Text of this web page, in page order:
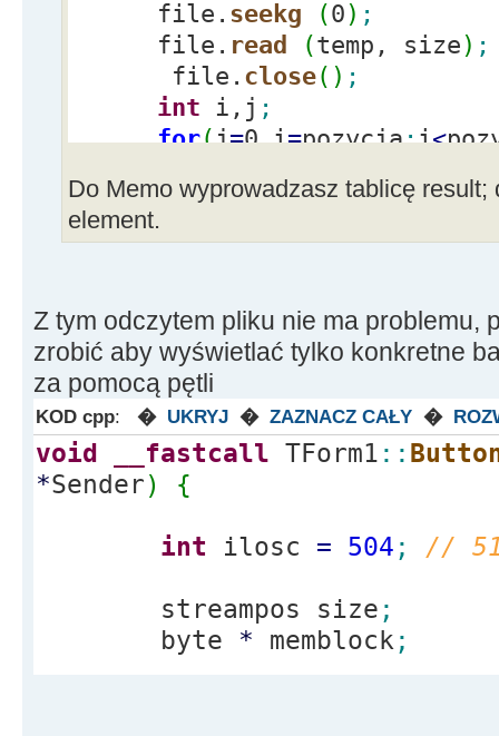
file. seekg (0 ) ;
file. read (temp, size ) ;
file. close( ) ;
int i,j ;
for(j=0,i=pozycja;i<
pierwsza=result[0] ;
Do Memo wyprowadzasz tablicę result;
element.
Z tym odczytem pliku nie ma problemu,
zrobić aby wyświetlać tylko konkretne
za pomocą pętli
KOD cpp: � UKRYJ � ZAZNACZ CAŁY �
void __fastcall TForm1 ::
*Sender) {
int ilosc = 504 ; //
streampos size ;
byte * memblock ;